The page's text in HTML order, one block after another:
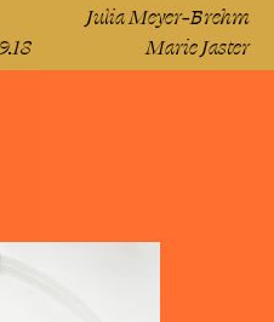
Julia Meyer-Brehm
Marie Jaster